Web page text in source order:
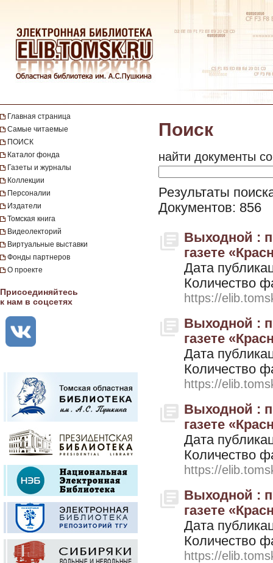
Главная страница
Самые читаемые
ПОИСК
Каталог фонда
Газеты и журналы
Коллекции
Персоналии
Издатели
Томская книга
Видеолекторий
Виртуальные выставки
Фонды партнеров
О проекте
Присоединяйтесь
к нам в соцсетях
Поиск
найти документы
Результаты
Документов: 856
Выходной :
газете
Дата
Количество
https://
Выходной :
газете
Дата
Количество
https://
Выходной :
газете
Дата
Количество
https://
Выходной :
газете
Дата
Количество
https://